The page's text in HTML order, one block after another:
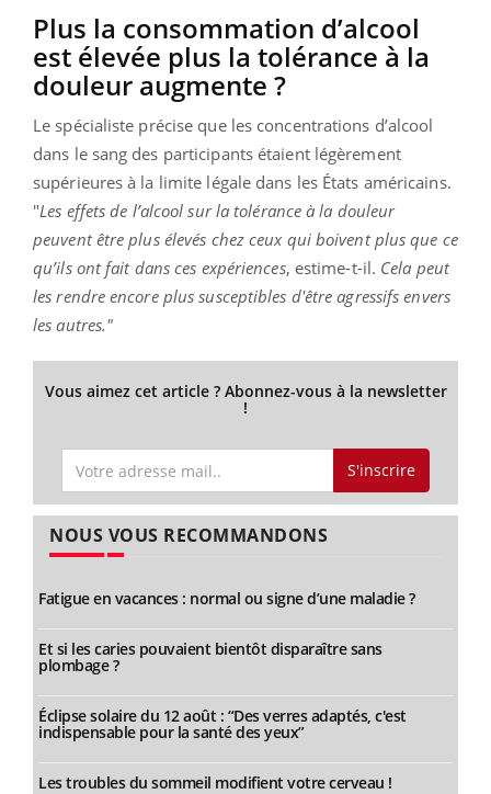
Plus la consommation d’alcool
est élevée plus la tolérance à la
douleur augmente ?
Le spécialiste précise que les concentrations d’alcool
dans le sang des participants étaient légèrement
supérieures à la limite légale dans les États américains.
"Les effets de l’alcool sur la tolérance à la douleur
peuvent être plus élevés chez ceux qui boivent plus que ce
qu’ils ont fait dans ces expériences, estime-t-il. Cela peut
les rendre encore plus susceptibles d'être agressifs envers
les autres."
Vous aimez cet article ? Abonnez-vous à la newsletter
!
S'inscrire
NOUS VOUS RECOMMANDONS
Fatigue en vacances : normal ou signe d’une maladie ?
Et si les caries pouvaient bientôt disparaître sans
plombage ?
Éclipse solaire du 12 août : “Des verres adaptés, c'est
indispensable pour la santé des yeux”
Les troubles du sommeil modifient votre cerveau !